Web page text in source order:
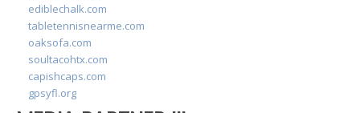
ediblechalk.com
tabletennisnearme.com
oaksofa.com
soultacohtx.com
capishcaps.com
gpsyfl.org